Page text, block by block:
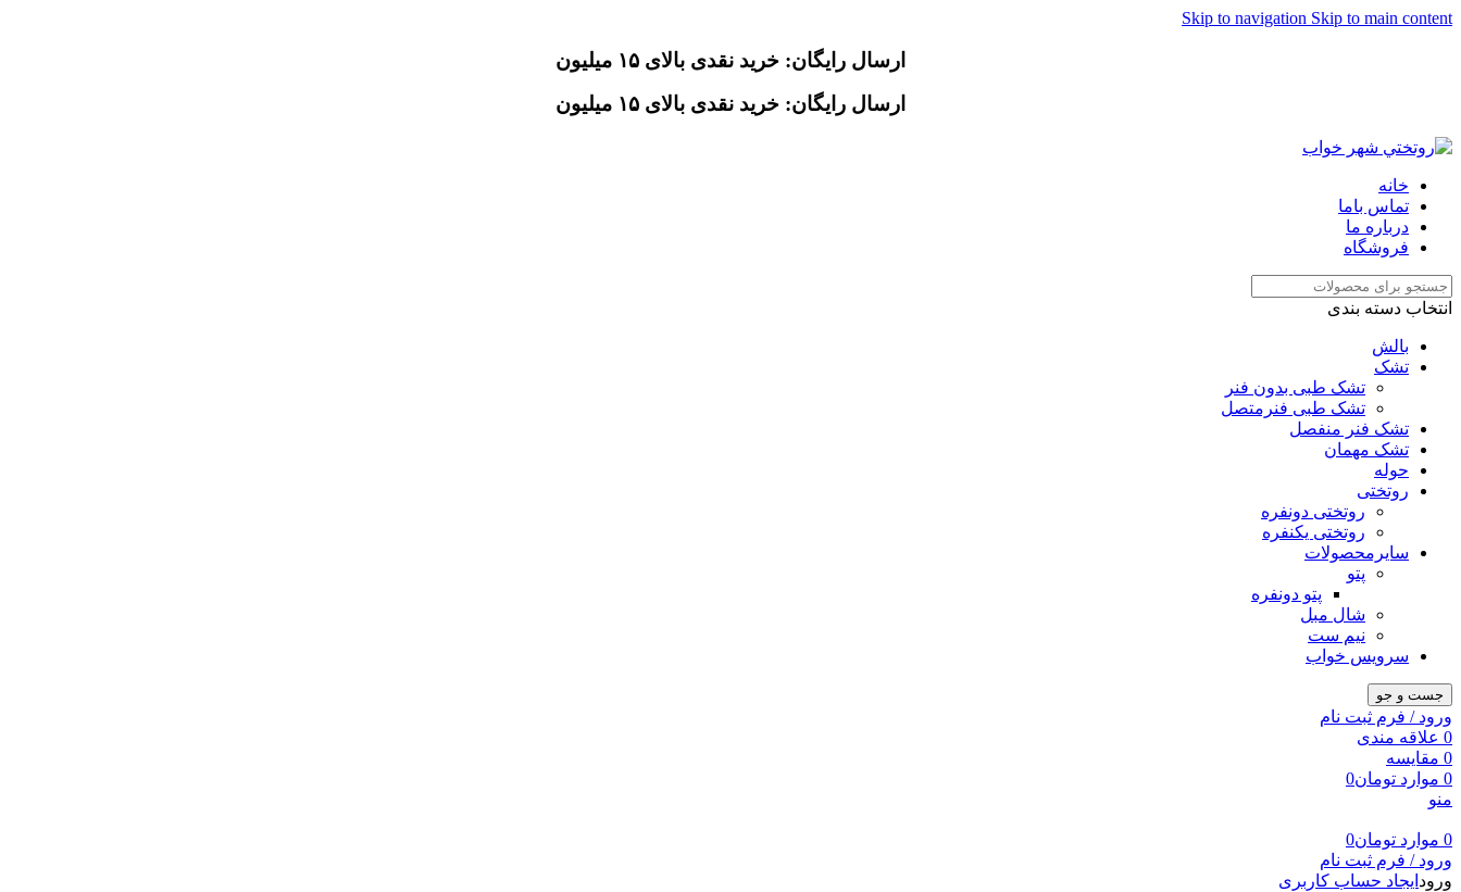
Skip to navigation Skip to main content
ارسال رایگان: خرید نقدی بالای ۱۵ میلیون
ارسال رایگان: خرید نقدی بالای ۱۵ میلیون
خانه
تماس باما
درباره ما
فروشگاه
انتخاب دسته بندی
بالش
تشک
تشک طبی بدون فنر
تشک طبی فنرمتصل
تشک فنر منفصل
تشک مهمان
حوله
روتختی
روتختی دونفره
روتختی یکنفره
سایرمحصولات
پتو
پتو دونفره
شال مبل
نیم ست
سرویس خواب
جست و جو
ورود / فرم ثبت نام
0 علاقه مندی
0 مقایسه
0 موارد تومان0
منو
0 موارد تومان0
ورود / فرم ثبت نام
ورود ایجاد حساب کاربری